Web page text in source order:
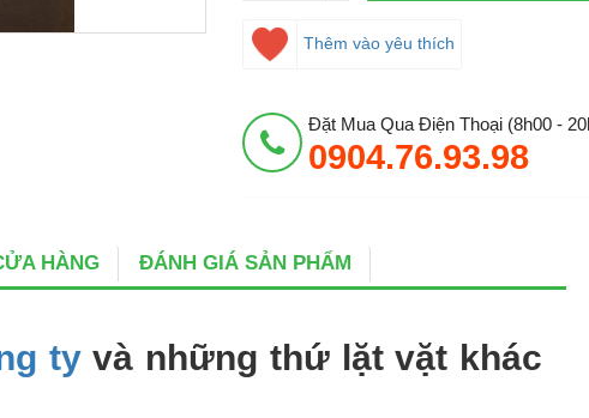
Thêm vào yêu thích
Đặt Mua Qua Điện Thoại (8h00 -
0904.76.93.98
HÀNG ĐÁNH GIÁ SẢN PHẨM
tyvà những thứ lặt vặt khác